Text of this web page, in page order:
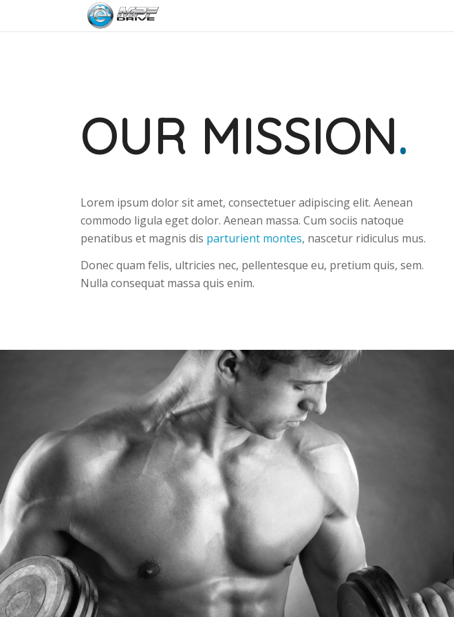
OUR MISSION.
Lorem ipsum dolor sit amet, consectetuer adipiscing elit. Aenean
commodo ligula eget dolor. Aenean massa. Cum sociis natoque
penatibus et magnis dis parturient montes, nascetur ridiculus mus.
Donec quam felis, ultricies nec, pellentesque eu, pretium quis, sem.
Nulla consequat massa quis enim.